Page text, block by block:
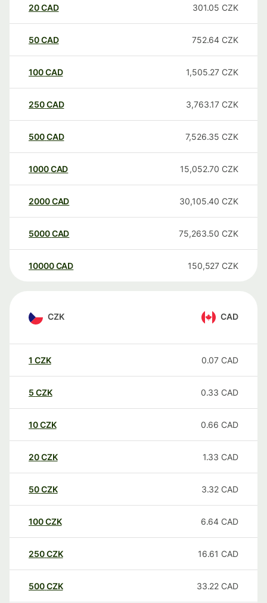
20CAD 301.05 CZK
50CAD 752.64 CZK
100CAD 1,505.27 CZK
250CAD 3,763.17 CZK
500CAD 7,526.35 CZK
1000CAD 15,052.70 CZK
2000CAD 30,105.40 CZK
5000CAD 75,263.50 CZK
10000 CAD 150,527 CZK
CZK CAD
1 CZK 0.07 CAD
5 CZK 0.33 CAD
10CZK 0.66 CAD
20CZK 1.33 CAD
50CZK 3.32 CAD
100CZK 6.64 CAD
250CZK 16.61 CAD
500CZK 33.22 CAD